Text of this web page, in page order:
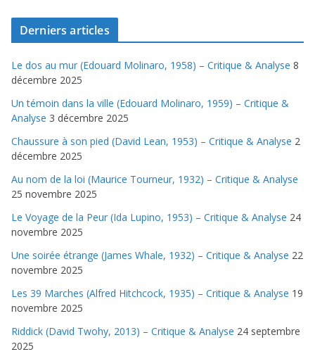
Derniers articles
Le dos au mur (Edouard Molinaro, 1958) – Critique & Analyse 8
décembre 2025
Un témoin dans la ville (Edouard Molinaro, 1959) – Critique &
Analyse 3 décembre 2025
Chaussure à son pied (David Lean, 1953) – Critique & Analyse 2
décembre 2025
Au nom de la loi (Maurice Tourneur, 1932) – Critique & Analyse
25 novembre 2025
Le Voyage de la Peur (Ida Lupino, 1953) – Critique & Analyse 24
novembre 2025
Une soirée étrange (James Whale, 1932) – Critique & Analyse 22
novembre 2025
Les 39 Marches (Alfred Hitchcock, 1935) – Critique & Analyse 19
novembre 2025
Riddick (David Twohy, 2013) – Critique & Analyse 24 septembre
2025